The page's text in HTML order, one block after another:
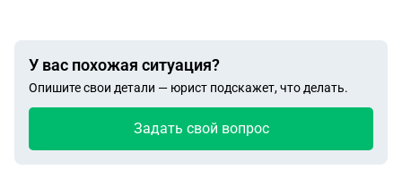
У вас похожая ситуация?
Опишите свои детали — юрист подскажет, что делать.
Задать свой вопрос